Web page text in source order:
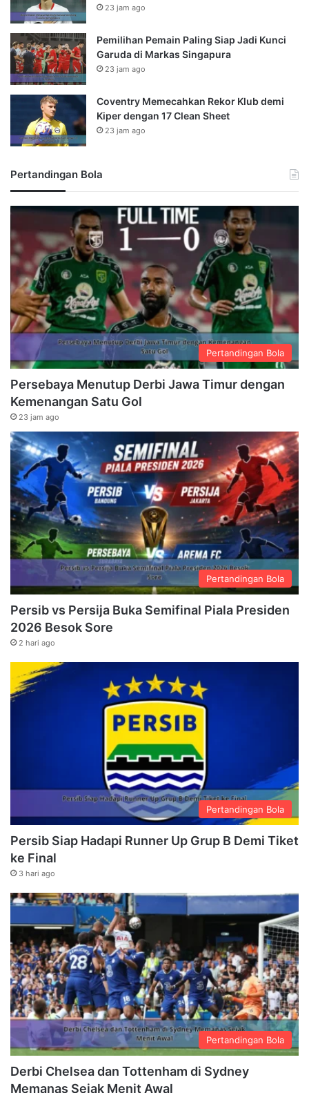
23 jam ago
Pemilihan Pemain Paling Siap Jadi Kunci
Garuda di Markas Singapura
23 jam ago
Coventry Memecahkan Rekor Klub demi
Kiper dengan 17 Clean Sheet
23 jam ago
Pertandingan Bola
Pertandingan Bola
Persebaya Menutup Derbi Jawa Timur dengan
Kemenangan Satu Gol
23 jam ago
Pertandingan Bola
Persib vs Persija Buka Semifinal Piala Presiden
2026 Besok Sore
2 hari ago
Pertandingan Bola
Persib Siap Hadapi Runner Up Grup B Demi Tiket
ke Final
3 hari ago
Pertandingan Bola
Derbi Chelsea dan Tottenham di Sydney
Memanas Sejak Menit Awal